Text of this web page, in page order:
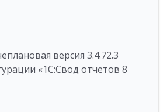
версия 3.4.72.3
«1C:Свод отчетов 8